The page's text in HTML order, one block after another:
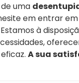
uma
em entrar
à
A sua